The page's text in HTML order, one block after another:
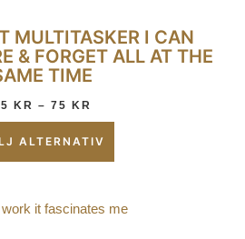
MULTITASKER I CAN
& FORGET ALL AT THE
TIME
KR – 75 KR
ALTERNATIV